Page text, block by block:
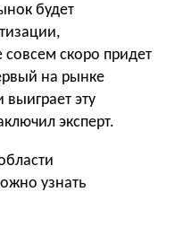
будет
совсем скоро придет
на рынке
выиграет эту
эксперт.
узнать